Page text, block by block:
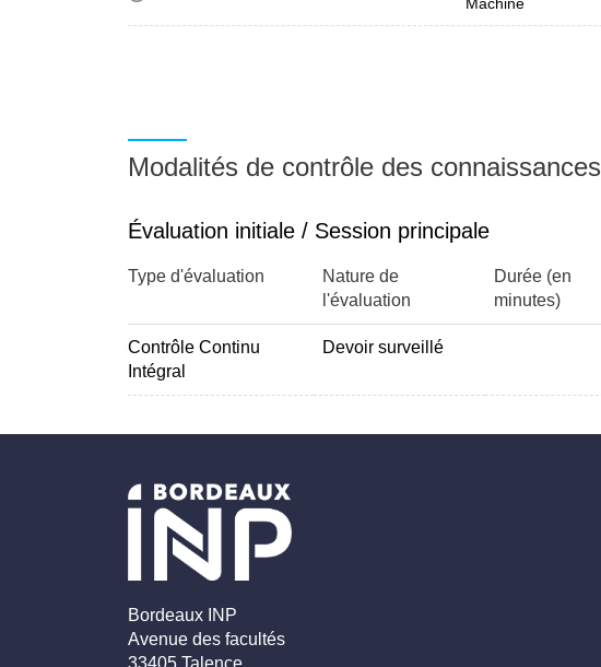
Modalités de contrôle des connaissances
Évaluation initiale / Session principale
Type d'évaluation
Nature de
l'évaluation
Durée (en
minutes)
Contrôle Continu
Intégral
Devoir surveillé
Bordeaux INP
Avenue des facultés